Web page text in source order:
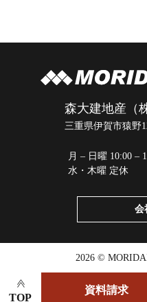
TOP
資料請求
森大建地産（
三重県伊賀市猿野
月 – 日曜 10:00 –
水・木曜 定休
会
2026 ©